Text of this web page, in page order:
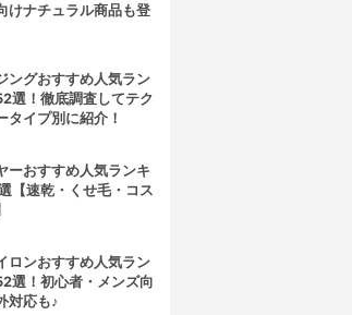
けナチュラル商品も登
ングおすすめ人気ラン
選！徹底調査してテク
タイプ別に紹介！
ーおすすめ人気ランキ
【速乾・くせ毛・コス
ロンおすすめ人気ラン
選！初心者・メンズ向
対応も♪